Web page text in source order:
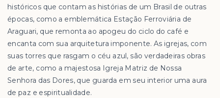
históricos que contam as histórias de um Brasil de outras
épocas, como a emblemática Estação Ferroviária de
Araguari, que remonta ao apogeu do ciclo do café e
encanta com sua arquitetura imponente. As igrejas, com
suas torres que rasgam o céu azul, são verdadeiras obras
de arte, como a majestosa Igreja Matriz de Nossa
Senhora das Dores, que guarda em seu interior uma aura
de paz e espiritualidade.